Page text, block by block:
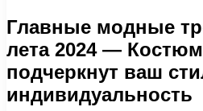
Главные модные
лета 2024 —
подчеркнут ваш
индивидуальность